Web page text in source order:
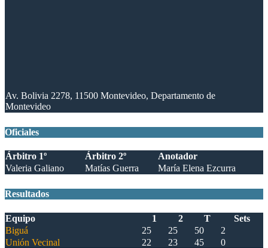
Av. Bolivia 2278, 11500 Montevideo, Departamento de
Montevideo
Oficiales
Árbitro 1º Árbitro 2º
Anotador
Valeria Galiano
Matías Guerra María Elena Ezcurra
Resultados
Equipo 1 2 T
Sets
Biguá
25 25 50
2
Unión Vecinal
22 23 45 0